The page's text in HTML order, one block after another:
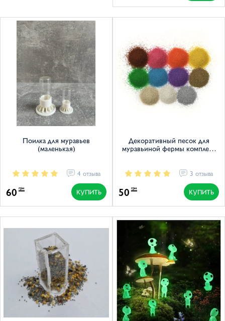
Поилка для муравьев
(маленькая)
4 отзыва
60 грн КУПИТЬ
Декоративный песок для
муравьиной фермы комплект
3 отзыва
50 грн КУПИТЬ